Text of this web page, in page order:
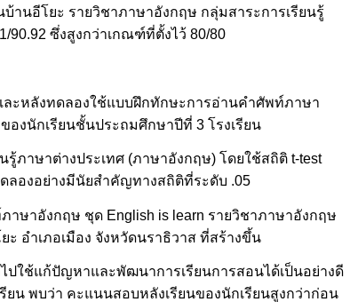
านอีโยะ รายวิชาภาษาอังกฤษ กลุ่มสาระการเรียนรู้
90.92 ซึ่งสูงกว่าเกณฑ์ที่ตั้งไว้ 80/80
ละหลังทดลองใช้แบบฝึกทักษะการอ่านคำศัพท์ภาษา
องนักเรียนชั้นประถมศึกษาปีที่ 3 โรงเรียน
ภาษาต่างประเทศ (ภาษาอังกฤษ) โดยใช้สถิติ t-test
ลองอย่างมีนัยสำคัญทางสถิติที่ระดับ .05
ษาอังกฤษ ชุด English is learn รายวิชาภาษาอังกฤษ
อำเภอเมือง จังหวัดนราธิวาส ที่สร้างขึ้น
ปใช้แก้ปัญหาและพัฒนาการเรียนการสอนได้เป็นอย่างดี
ยน พบว่า คะแนนสอบหลังเรียนของนักเรียนสูงกว่าก่อน